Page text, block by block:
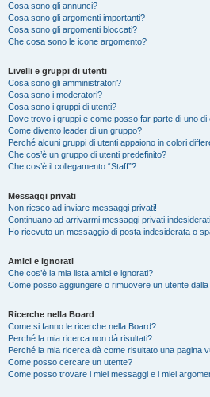
Cosa sono gli annunci?
Cosa sono gli argomenti importanti?
Cosa sono gli argomenti bloccati?
Che cosa sono le icone argomento?
Livelli e gruppi di utenti
Cosa sono gli amministratori?
Cosa sono i moderatori?
Cosa sono i gruppi di utenti?
Dove trovo i gruppi e come posso far parte di uno di
Come divento leader di un gruppo?
Perché alcuni gruppi di utenti appaiono in colori
Che cos’è un gruppo di utenti predefinito?
Che cos’è il collegamento “Staff”?
Messaggi privati
Non riesco ad inviare messaggi privati!
Continuano ad arrivarmi messaggi privati
Ho ricevuto un messaggio di posta indesiderata o
Amici e ignorati
Che cos’è la mia lista amici e ignorati?
Come posso aggiungere o rimuovere un utente
Ricerche nella Board
Come si fanno le ricerche nella Board?
Perché la mia ricerca non dà risultati?
Perché la mia ricerca dà come risultato una pagina
Come posso cercare un utente?
Come posso trovare i miei messaggi e i miei